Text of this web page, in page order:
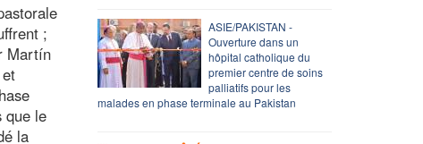
;
Martín
que le
la
ASIE/PAKISTAN -
Ouverture dans un
hôpital catholique du
premier centre de soins
palliatifs pour les
malades en phase terminale au Pakistan